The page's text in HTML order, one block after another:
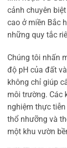
cảnh chuyên
cao ở miền Bắc
những quy tắc
Chúng tôi nhấn
độ pH của đất
không chỉ giúp
môi trường. Các
nghiệm thực
thổ nhưỡng và
một khu vườn